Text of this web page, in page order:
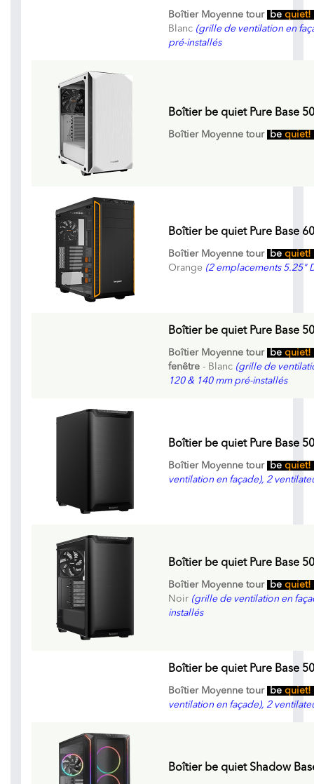
Boîtier Moyenne tour be quiet!
Blanc (grille de ventilation en
pré-installés
Boîtier be quiet Pure Base
Boîtier Moyenne tour be quiet!
Boîtier be quiet Pure Base
Boîtier Moyenne tour be quiet!
Orange (2 emplacements 5.25"
Boîtier be quiet Pure Base
Boîtier Moyenne tour be quiet!
fenêtre - Blanc (grille de
120 & 140 mm pré-installés
Boîtier be quiet Pure Base
Boîtier Moyenne tour be quiet!
ventilation en façade), 2
Boîtier be quiet Pure Base
Boîtier Moyenne tour be quiet!
Noir (grille de ventilation en
installés
Boîtier be quiet Pure Base
Boîtier Moyenne tour be quiet!
ventilation en façade), 2
Boîtier be quiet Shadow